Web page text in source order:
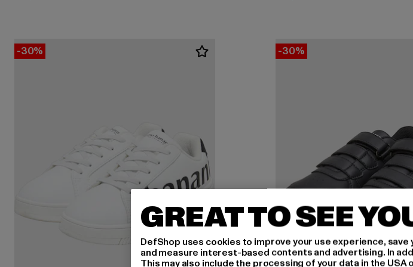
-30% -30%
GREAT TO SEE
DefShop uses cookies to improve your use experience,
and measure interest-based contents and advertising. In
This may also include the processing of your data in the